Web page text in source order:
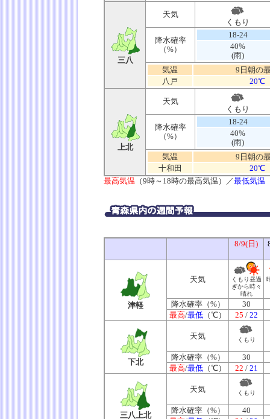
三八
天気
くもり
降水確率
（%）
18-24
40%
(雨)
気温
9日朝の
八戸
20℃
上北
天気
くもり
降水確率
（%）
18-24
40%
(雨)
気温
9日朝の
十和田
20℃
最高気温 （9時～18時の最高気温）／最低気温
8/9(日)
津軽
天気
くもり昼過
ぎから時々
晴れ
降水確率（%）
30
最高/最低 （℃） 25 / 22
下北
天気 くもり
降水確率（%）
30
最高/最低 （℃） 22 / 21
三八上北
天気 くもり
降水確率（%）
40